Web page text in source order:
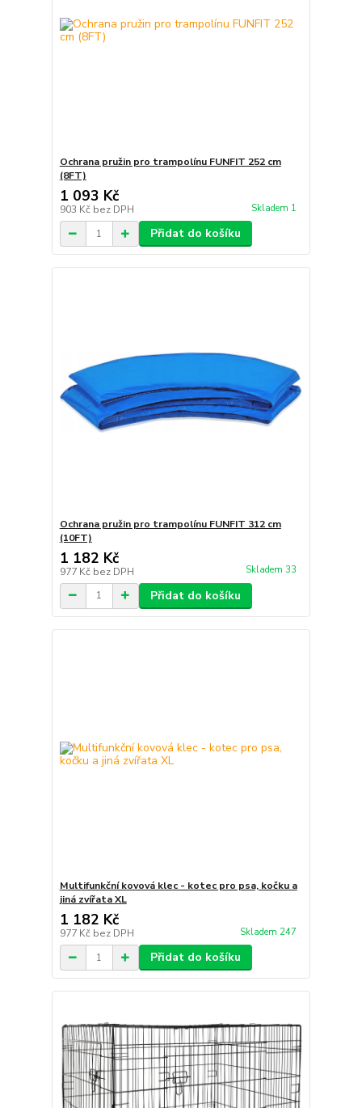
Ochrana pružin pro trampolínu FUNFIT 252 cm
(8FT)
1 093 Kč
903 Kč bez DPH Skladem 1
Přidat do košíku
Ochrana pružin pro trampolínu FUNFIT 312 cm
(10FT)
1 182 Kč
977 Kč bez DPH Skladem 33
Přidat do košíku
Multifunkční kovová klec - kotec pro psa, kočku a
jiná zvířata XL
1 182 Kč
977 Kč bez DPH Skladem 247
Přidat do košíku